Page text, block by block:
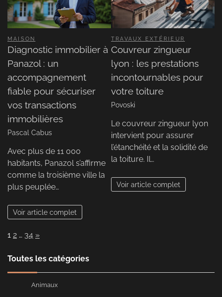
MAISON
Diagnostic immobilier à
Panazol : un
accompagnement
fiable pour sécuriser
vos transactions
immobilières
Pascal Cabus
Avec plus de 11 000
habitants, Panazol s’affirme
comme la troisième ville la
plus peuplée…
Voir article complet
TRAVAUX EXTÉRIEUR
Couvreur zingueur
lyon : les prestations
incontournables pour
votre toiture
Povoski
Le couvreur zingueur lyon
intervient pour assurer
l’étanchéité et la solidité de
la toiture. Il…
Voir article complet
Page:
1 2 … 34 Next
»
Toutes les catégories
Animaux